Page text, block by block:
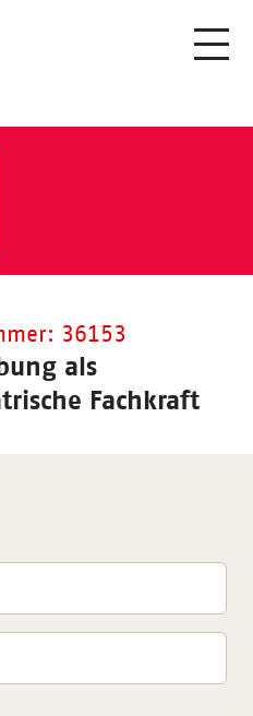
36153
als
Fachkraft